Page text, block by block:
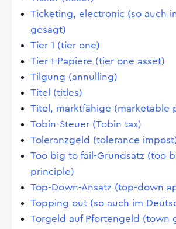
Ticketing, electronic (so auch
gesagt)
Tier 1 (tier one)
Tier-I-Papiere (tier one asset)
Tilgung (annulling)
Titel (titles)
Titel, marktfähige (marketable
Tobin-Steuer (Tobin tax)
Toleranzgeld (tolerance
Too big to fail-Grundsatz (too
principle)
Top-Down-Ansatz (top-down
Topping out (so auch im
Torgeld auf Pfortengeld (town